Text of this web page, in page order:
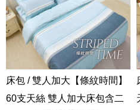
床包 / 雙人加大【條紋時間】
60支天絲 雙人加大床包含二